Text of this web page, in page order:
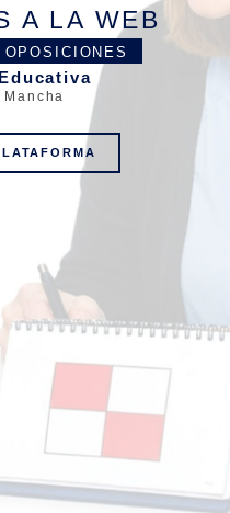
A LA WEB